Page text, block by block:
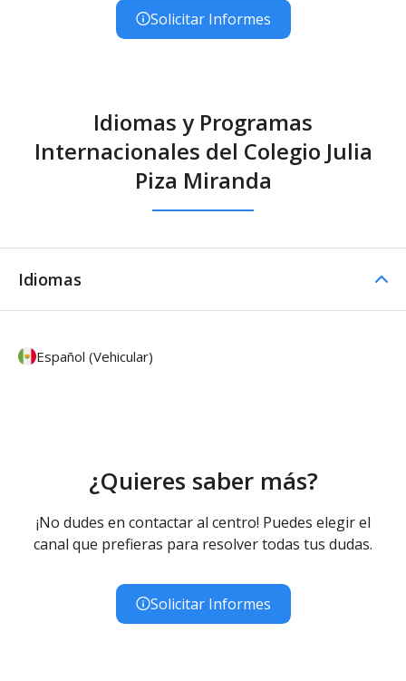
Solicitar Informes
Idiomas y Programas
Internacionales del Colegio Julia
Piza Miranda
Idiomas
Español (Vehicular)
¿Quieres saber más?
¡No dudes en contactar al centro! Puedes elegir el
canal que prefieras para resolver todas tus dudas.
Solicitar Informes